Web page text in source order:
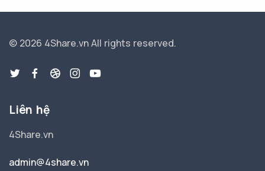
© 2026 4Share.vnAll rights reserved.
Liên hệ
4Share.vn
admin@4share.vn